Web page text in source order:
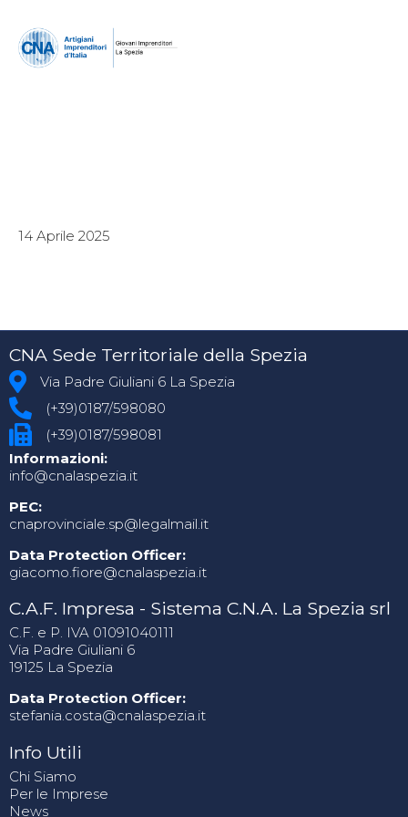
14 Aprile 2025
CNA Sede Territoriale della Spezia
Via Padre Giuliani 6 La Spezia
(+39)0187/598080
(+39)0187/598081
Informazioni:
info@cnalaspezia.it
PEC:
cnaprovinciale.sp@legalmail.it
Data Protection Officer:
giacomo.fiore@cnalaspezia.it
C.A.F. Impresa - Sistema C.N.A. La Spezia srl
C.F. e P. IVA 01091040111
Via Padre Giuliani 6
19125 La Spezia
Data Protection Officer:
stefania.costa@cnalaspezia.it
Info Utili
Chi Siamo
Per le Imprese
News